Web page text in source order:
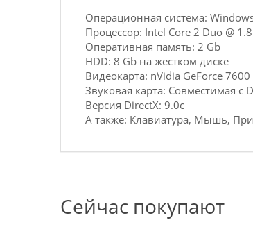
Операционная система:
Процессор: Intel Core 2 Duo @
Оперативная память: 2 Gb
HDD: 8 Gb на жестком диске
Видеокарта: nVidia GeForce
Звуковая карта: Совместимая с
Версия DirectX: 9.0c
А также: Клавиатура, Мышь,
Сейчас покупают